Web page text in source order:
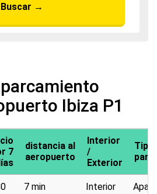
Buscar →
Ibiza P1
7
distancia al
aeropuerto
Interior
/
Exterior
Tipo
7 min Interior